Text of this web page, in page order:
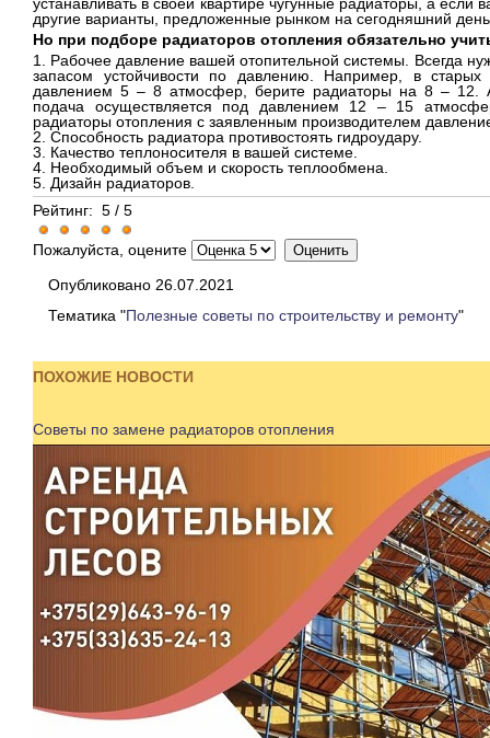
другие варианты, предложенные рынком на сегодняшний
Но при подборе радиаторов отопления обязательно
1. Рабочее давление вашей отопительной системы. Всегда
запасом устойчивости по давлению. Например, в старых
давлением 5 – 8 атмосфер, берите радиаторы на 8 – 12.
подача осуществляется под давлением 12 – 15
радиаторы отопления с заявленным производителем
2. Способность радиатора противостоять гидроудару.
3. Качество теплоносителя в вашей системе.
4. Необходимый объем и скорость теплообмена.
5. Дизайн радиаторов.
Рейтинг: 5 / 5
Пожалуйста, оцените
Опубликовано 26.07.2021
Тематика "Полезные советы по строительству и ремонту"
ПОХОЖИЕ НОВОСТИ
Советы по замене радиаторов отопления